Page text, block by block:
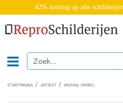
42% korting op alle
STARTPAGINA ARTIEST MICHAIL VRUBEL